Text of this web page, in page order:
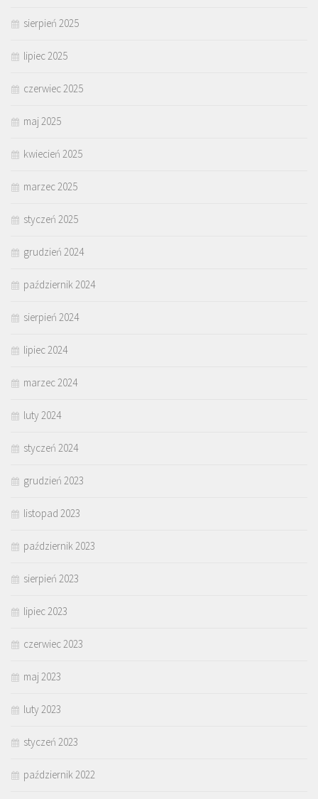
sierpień 2025
lipiec 2025
czerwiec 2025
maj 2025
kwiecień 2025
marzec 2025
styczeń 2025
grudzień 2024
październik 2024
sierpień 2024
lipiec 2024
marzec 2024
luty 2024
styczeń 2024
grudzień 2023
listopad 2023
październik 2023
sierpień 2023
lipiec 2023
czerwiec 2023
maj 2023
luty 2023
styczeń 2023
październik 2022